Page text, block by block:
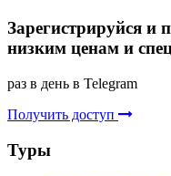
Зарегистрируйся и
низким ценам и
раз в день в Telegram
Получить доступ
Туры